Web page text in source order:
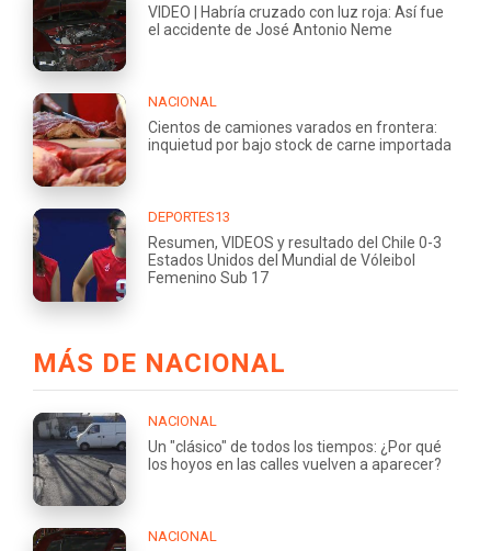
VIDEO | Habría cruzado con luz roja: Así fue
el accidente de José Antonio Neme
NACIONAL
Cientos de camiones varados en frontera:
inquietud por bajo stock de carne importada
DEPORTES13
Resumen, VIDEOS y resultado del Chile 0-3
Estados Unidos del Mundial de Vóleibol
Femenino Sub 17
MÁS DE NACIONAL
NACIONAL
Un "clásico" de todos los tiempos: ¿Por qué
los hoyos en las calles vuelven a aparecer?
NACIONAL